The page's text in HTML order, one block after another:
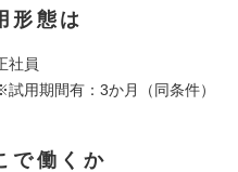
形態は
社員
試用期間有：3か月（同条件）
で働くか